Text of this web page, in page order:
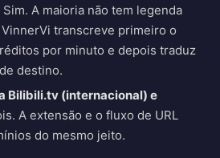
Sim. A maioria não tem legenda
transcreve primeiro o
por minuto e depois traduz
destino.
Bilibili.tv (internacional) e
A extensão e o fluxo de URL
do mesmo jeito.